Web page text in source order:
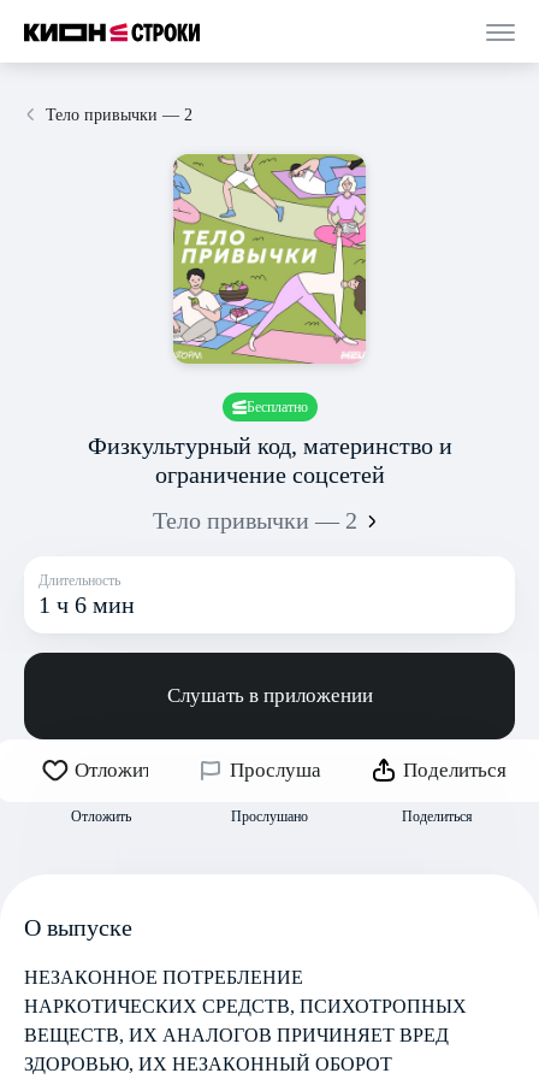
Тело привычки — 2
Бесплатно
Физкультурный код, материнство и
ограничение соцсетей
Тело привычки — 2
Длительность
1 ч 6 мин
Слушать в приложении
Отложить
Отложить
Прослушано
Прослушано
Поделиться
Поделиться
О выпуске
НЕЗАКОННОЕ ПОТРЕБЛЕНИЕ
НАРКОТИЧЕСКИХ СРЕДСТВ, ПСИХОТРОПНЫХ
ВЕЩЕСТВ, ИХ АНАЛОГОВ ПРИЧИНЯЕТ ВРЕД
ЗДОРОВЬЮ, ИХ НЕЗАКОННЫЙ ОБОРОТ